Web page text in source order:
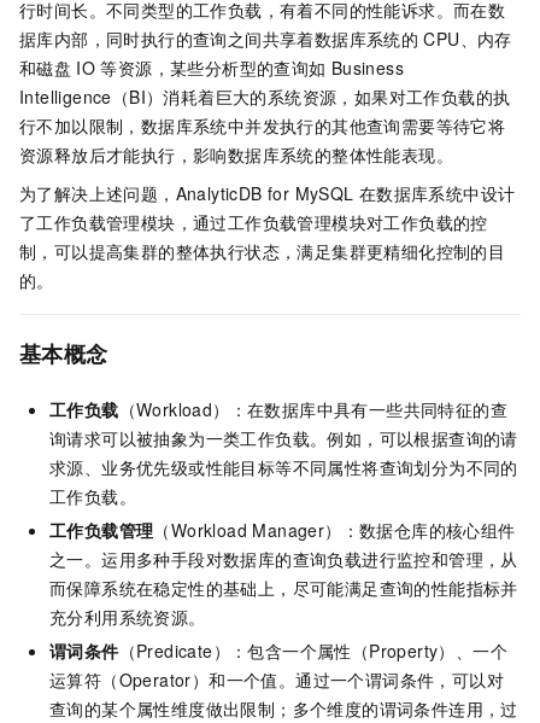
行时间长。不同类型的工作负载，有着不同的性能诉求。而在数
据库内部，同时执行的查询之间共享着数据库系统的 CPU、内存
和磁盘 IO 等资源，某些分析型的查询如 Business
Intelligence（BI）消耗着巨大的系统资源，如果对工作负载的执
行不加以限制，数据库系统中并发执行的其他查询需要等待它将
资源释放后才能执行，影响数据库系统的整体性能表现。
为了解决上述问题， AnalyticDB for MySQL 在数据库系统中设计
了工作负载管理模块，通过工作负载管理模块对工作负载的控
制，可以提高集群的整体执行状态，满足集群更精细化控制的目
的。
基本概念
工作负载 （Workload）：在数据库中具有一些共同特征的查
询请求可以被抽象为一类工作负载。例如，可以根据查询的请
求源、业务优先级或性能目标等不同属性将查询划分为不同的
工作负载。
工作负载管理 （Workload Manager）：数据仓库的核心组件
之一。运用多种手段对数据库的查询负载进行监控和管理，从
而保障系统在稳定性的基础上，尽可能满足查询的性能指标并
充分利用系统资源。
谓词条件 （Predicate）：包含一个属性（Property）、一个
运算符（Operator）和一个值。通过一个谓词条件，可以对
查询的某个属性维度做出限制；多个维度的谓词条件连用，过